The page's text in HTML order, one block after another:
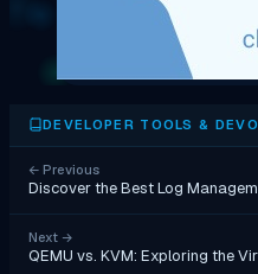
DEVELOPER TOOLS &
← Previous
Discover the Best Log
Next →
QEMU vs. KVM: Exploring the